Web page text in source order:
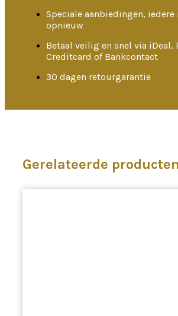
Speciale aanbiedingen, iedere
opnieuw
Betaal veilig en snel via iDeal,
Creditcard of Bankcontact
30 dagen retourgarantie
Gerelateerde producten